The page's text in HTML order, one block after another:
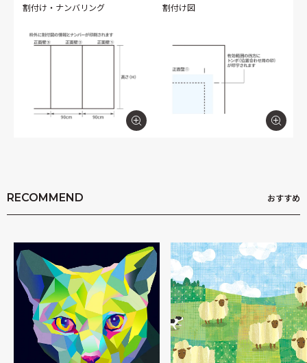
割付け・ナンバリング 割付け図
RECOMMEND おすすめ